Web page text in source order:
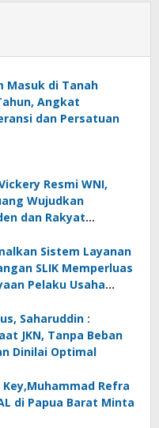
Masuk di Tanah
Angkat
dan Persatuan
Resmi WNI,
Wujudkan
dan Rakyat
Sistem Layanan
SLIK Memperluas
Pelaku Usaha
Saharuddin :
JKN, Tanpa Beban
Dinilai Optimal
Refra
di Papua Barat Minta